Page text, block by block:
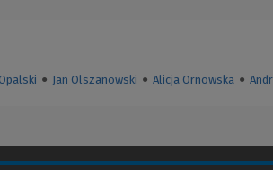
● Jan Olszanowski ● Alicja Ornowska ●